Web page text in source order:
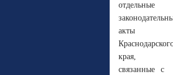
отдельные
акты
края,
связанные с